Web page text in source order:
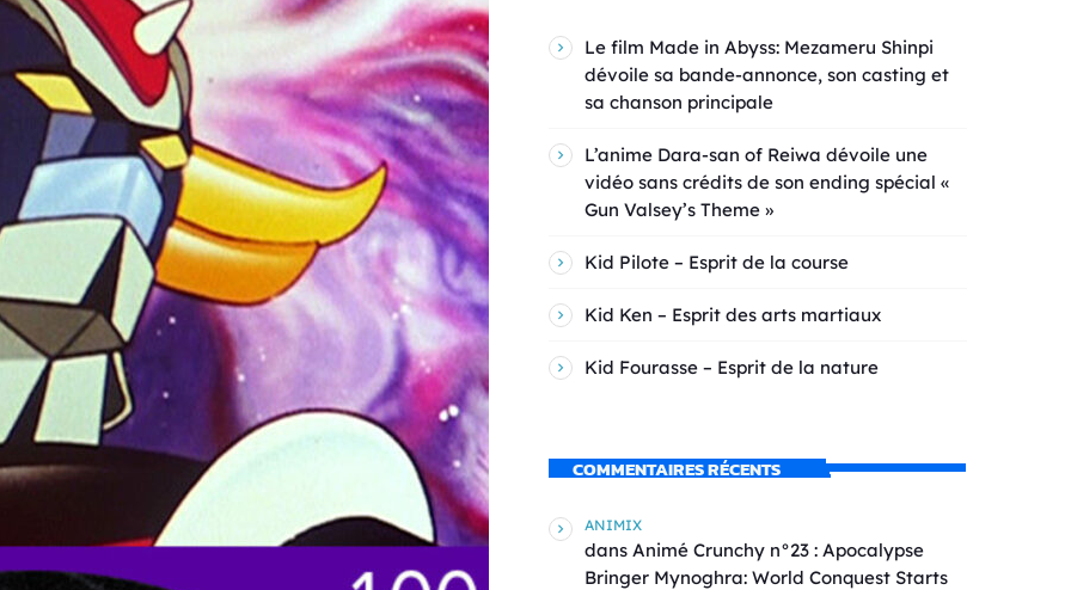
Le film Made in Abyss: Mezameru Shinpi
dévoile sa bande-annonce, son casting et
sa chanson principale
L’anime Dara-san of Reiwa dévoile une
vidéo sans crédits de son ending spécial «
Gun Valsey’s Theme »
Kid Pilote – Esprit de la course
Kid Ken – Esprit des arts martiaux
Kid Fourasse – Esprit de la nature
COMMENTAIRES RÉCENTS
ANIMIX
dans Animé Crunchy n°23 : Apocalypse
Bringer Mynoghra: World Conquest Starts